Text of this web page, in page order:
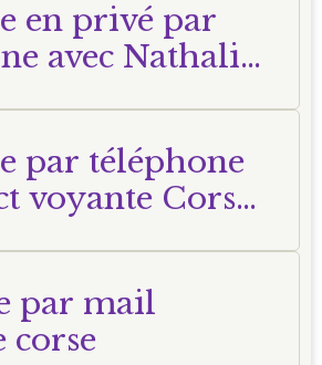
en privé par
avec Nathalie
par téléphone
voyante Corse
par mail
corse